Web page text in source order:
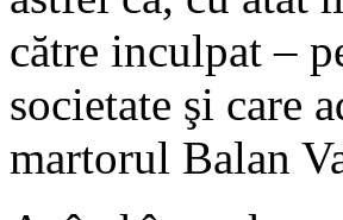
către inculpat –
societate şi care
martorul Balan